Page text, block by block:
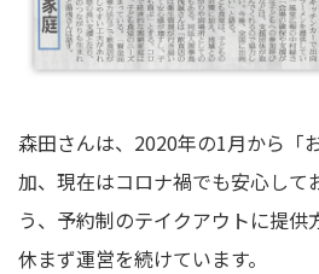
森田さんは、2020年の1月から「
加、現在はコロナ禍でも安心して
う、予約制のテイクアウトに提供
休まず運営を続けています。